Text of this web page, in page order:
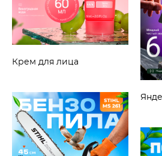
Крем для лица